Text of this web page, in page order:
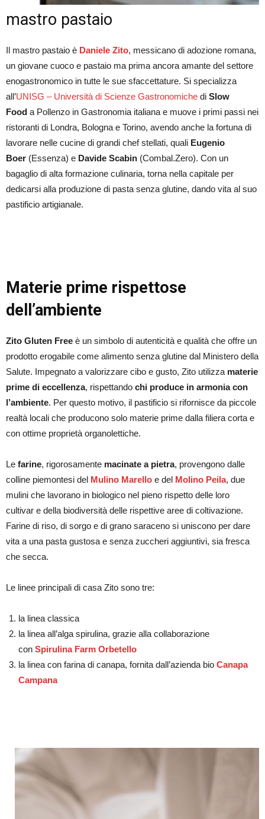
mastro pastaio
Il mastro pastaio è Daniele Zito, messicano di adozione romana,
un giovane cuoco e pastaio ma prima ancora amante del settore
enogastronomico in tutte le sue sfaccettature. Si specializza
all’UNISG – Università di Scienze Gastronomiche di Slow
Food a Pollenzo in Gastronomia italiana e muove i primi passi nei
ristoranti di Londra, Bologna e Torino, avendo anche la fortuna di
lavorare nelle cucine di grandi chef stellati, quali Eugenio
Boer (Essenza) e Davide Scabin (Combal.Zero). Con un
bagaglio di alta formazione culinaria, torna nella capitale per
dedicarsi alla produzione di pasta senza glutine, dando vita al suo
pastificio artigianale.
Materie prime rispettose
dell’ambiente
Zito Gluten Free è un simbolo di autenticità e qualità che offre un
prodotto erogabile come alimento senza glutine dal Ministero della
Salute. Impegnato a valorizzare cibo e gusto, Zito utilizza materie
prime di eccellenza, rispettando chi produce in armonia con
l’ambiente. Per questo motivo, il pastificio si rifornisce da piccole
realtà locali che producono solo materie prime dalla filiera corta e
con ottime proprietà organolettiche.
Le farine, rigorosamente macinate a pietra, provengono dalle
colline piemontesi del Mulino Marello e del Molino Peila, due
mulini che lavorano in biologico nel pieno rispetto delle loro
cultivar e della biodiversità delle rispettive aree di coltivazione.
Farine di riso, di sorgo e di grano saraceno si uniscono per dare
vita a una pasta gustosa e senza zuccheri aggiuntivi, sia fresca
che secca.
Le linee principali di casa Zito sono tre:
la linea classica
la linea all’alga spirulina, grazie alla collaborazione
con Spirulina Farm Orbetello
la linea con farina di canapa, fornita dall’azienda bio Canapa
Campana